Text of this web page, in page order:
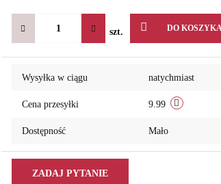
szt. DO
Wysyłka w ciągu natychmiast
Cena przesyłki 9.99
Dostępność Mało
ZADAJ PYTANIE